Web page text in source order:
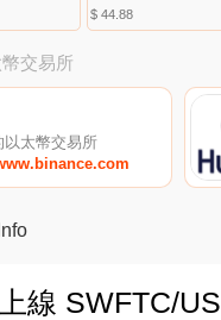
$ 44.88
交易所
以太幣交易所
Info
線 SWFTC/